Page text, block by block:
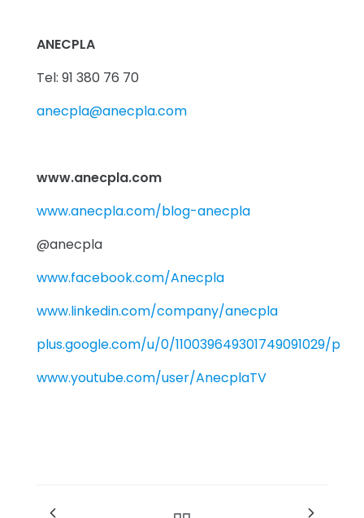
ANECPLA
Tel: 91 380 76 70
anecpla@anecpla.com
www.anecpla.com
www.anecpla.com/blog-anecpla
@anecpla
www.facebook.com/Anecpla
www.linkedin.com/company/anecpla
plus.google.com/u/0/110039649301749091029/
www.youtube.com/user/AnecplaTV